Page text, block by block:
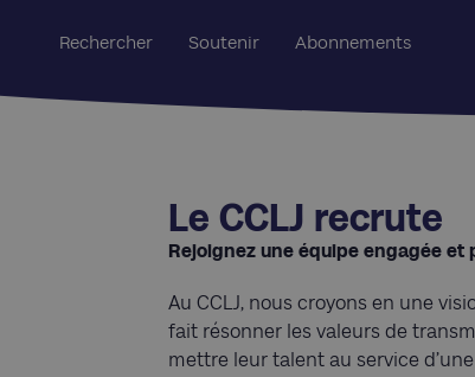
Rechercher Soutenir Abonnements
Le CCLJ recrute
Rejoignez une équipe engagée et
Au CCLJ, nous croyons en une
fait résonner les valeurs de
mettre leur talent au service